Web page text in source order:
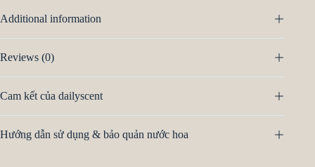
Additional information
Reviews (0)
Cam kết của dailyscent
Hướng dẫn sử dụng & bảo quản nước hoa